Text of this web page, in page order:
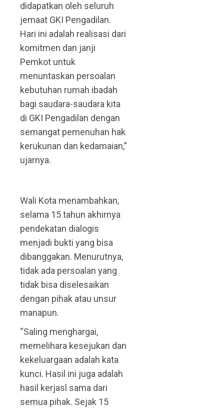
didapatkan oleh seluruh
jemaat GKI Pengadilan.
Hari ini adalah realisasi dari
komitmen dan janji
Pemkot untuk
menuntaskan persoalan
kebutuhan rumah ibadah
bagi saudara-saudara kita
di GKI Pengadilan dengan
semangat pemenuhan hak
kerukunan dan kedamaian,”
ujarnya.
Wali Kota menambahkan,
selama 15 tahun akhirnya
pendekatan dialogis
menjadi bukti yang bisa
dibanggakan. Menurutnya,
tidak ada persoalan yang
tidak bisa diselesaikan
dengan pihak atau unsur
manapun.
“Saling menghargai,
memelihara kesejukan dan
kekeluargaan adalah kata
kunci. Hasil ini juga adalah
hasil kerjasl sama dari
semua pihak. Sejak 15